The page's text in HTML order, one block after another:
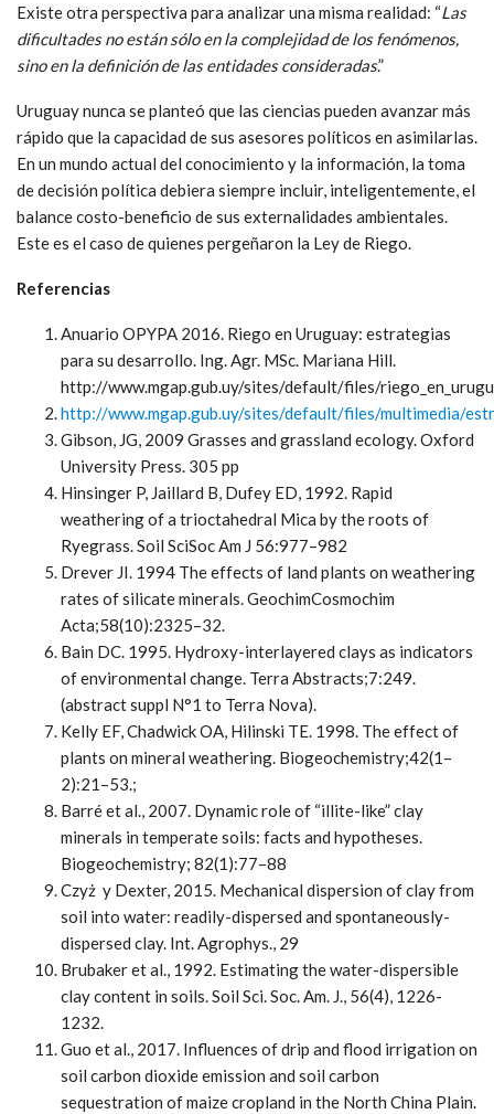
Existe otra perspectiva para analizar una misma realidad: “Las
dificultades no están sólo en la complejidad de los fenómenos,
sino en la definición de las entidades consideradas.”
Uruguay nunca se planteó que las ciencias pueden avanzar más
rápido que la capacidad de sus asesores políticos en asimilarlas.
En un mundo actual del conocimiento y la información, la toma
de decisión política debiera siempre incluir, inteligentemente, el
balance costo-beneficio de sus externalidades ambientales.
Este es el caso de quienes pergeñaron la Ley de Riego.
Referencias
Anuario OPYPA 2016. Riego en Uruguay: estrategias
para su desarrollo. Ing. Agr. MSc. Mariana Hill.
http://www.mgap.gub.uy/sites/default/files/
http://www.mgap.gub.uy/sites/default/files/multimedia/
Gibson, JG, 2009 Grasses and grassland ecology. Oxford
University Press. 305 pp
Hinsinger P, Jaillard B, Dufey ED, 1992. Rapid
weathering of a trioctahedral Mica by the roots of
Ryegrass. Soil SciSoc Am J 56:977–982
Drever JI. 1994 The effects of land plants on weathering
rates of silicate minerals. GeochimCosmochim
Acta;58(10):2325–32.
Bain DC. 1995. Hydroxy-interlayered clays as indicators
of environmental change. Terra Abstracts;7:249.
(abstract suppl N°1 to Terra Nova).
Kelly EF, Chadwick OA, Hilinski TE. 1998. The effect of
plants on mineral weathering. Biogeochemistry;42(1–
2):21–53.;
Barré et al., 2007. Dynamic role of “illite-like” clay
minerals in temperate soils: facts and hypotheses.
Biogeochemistry; 82(1):77–88
Czyż y Dexter, 2015. Mechanical dispersion of clay from
soil into water: readily-dispersed and spontaneously-
dispersed clay. Int. Agrophys., 29
Brubaker et al., 1992. Estimating the water-dispersible
clay content in soils. Soil Sci. Soc. Am. J., 56(4), 1226-
1232.
Guo et al., 2017. Influences of drip and flood irrigation on
soil carbon dioxide emission and soil carbon
sequestration of maize cropland in the North China Plain.